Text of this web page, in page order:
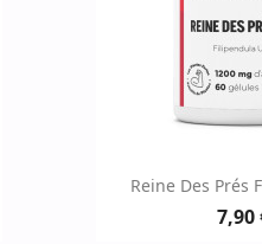

Reine Des Prés
7,90